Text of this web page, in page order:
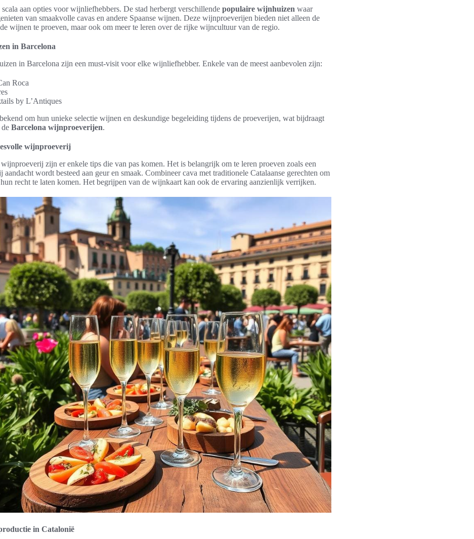
aan opties voor wijnliefhebbers. De stad herbergt verschillende populaire wijnhuizen waar
van smaakvolle cavas en andere Spaanse wijnen. Deze wijnproeverijen bieden niet alleen de
wijnen te proeven, maar ook om meer te leren over de rijke wijncultuur van de regio.
in Barcelona
in Barcelona zijn een must-visit voor elke wijnliefhebber. Enkele van de meest aanbevolen zijn:
Roca
by L’Antiques
om hun unieke selectie wijnen en deskundige begeleiding tijdens de proeverijen, wat bijdraagt
Barcelona wijnproeverijen.
wijnproeverij
wijnproeverij zijn er enkele tips die van pas komen. Het is belangrijk om te leren proeven zoals een
aandacht wordt besteed aan geur en smaak. Combineer cava met traditionele Catalaanse gerechten om
recht te laten komen. Het begrijpen van de wijnkaart kan ook de ervaring aanzienlijk verrijken.
in Catalonië